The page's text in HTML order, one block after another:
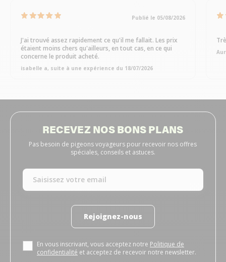
Publié le 05/08/2026
J'ai trouvé assez rapidement ce qu'il me fallait. Les prix
étaient moins chers qu'ailleurs, en tout cas, en ce qui
concerne le produit acheté.
isabelle a, suite à une expérience du 18/07/2026
RECEVEZ NOS BONS PLANS
Pas besoin de pigeons voyageurs pour recevoir nos offres
spéciales, conseils et astuces.
Rejoignez-nous
En vous inscrivant, vous acceptez notre Politique de
confidentialité et acceptez de recevoir notre newsletter.